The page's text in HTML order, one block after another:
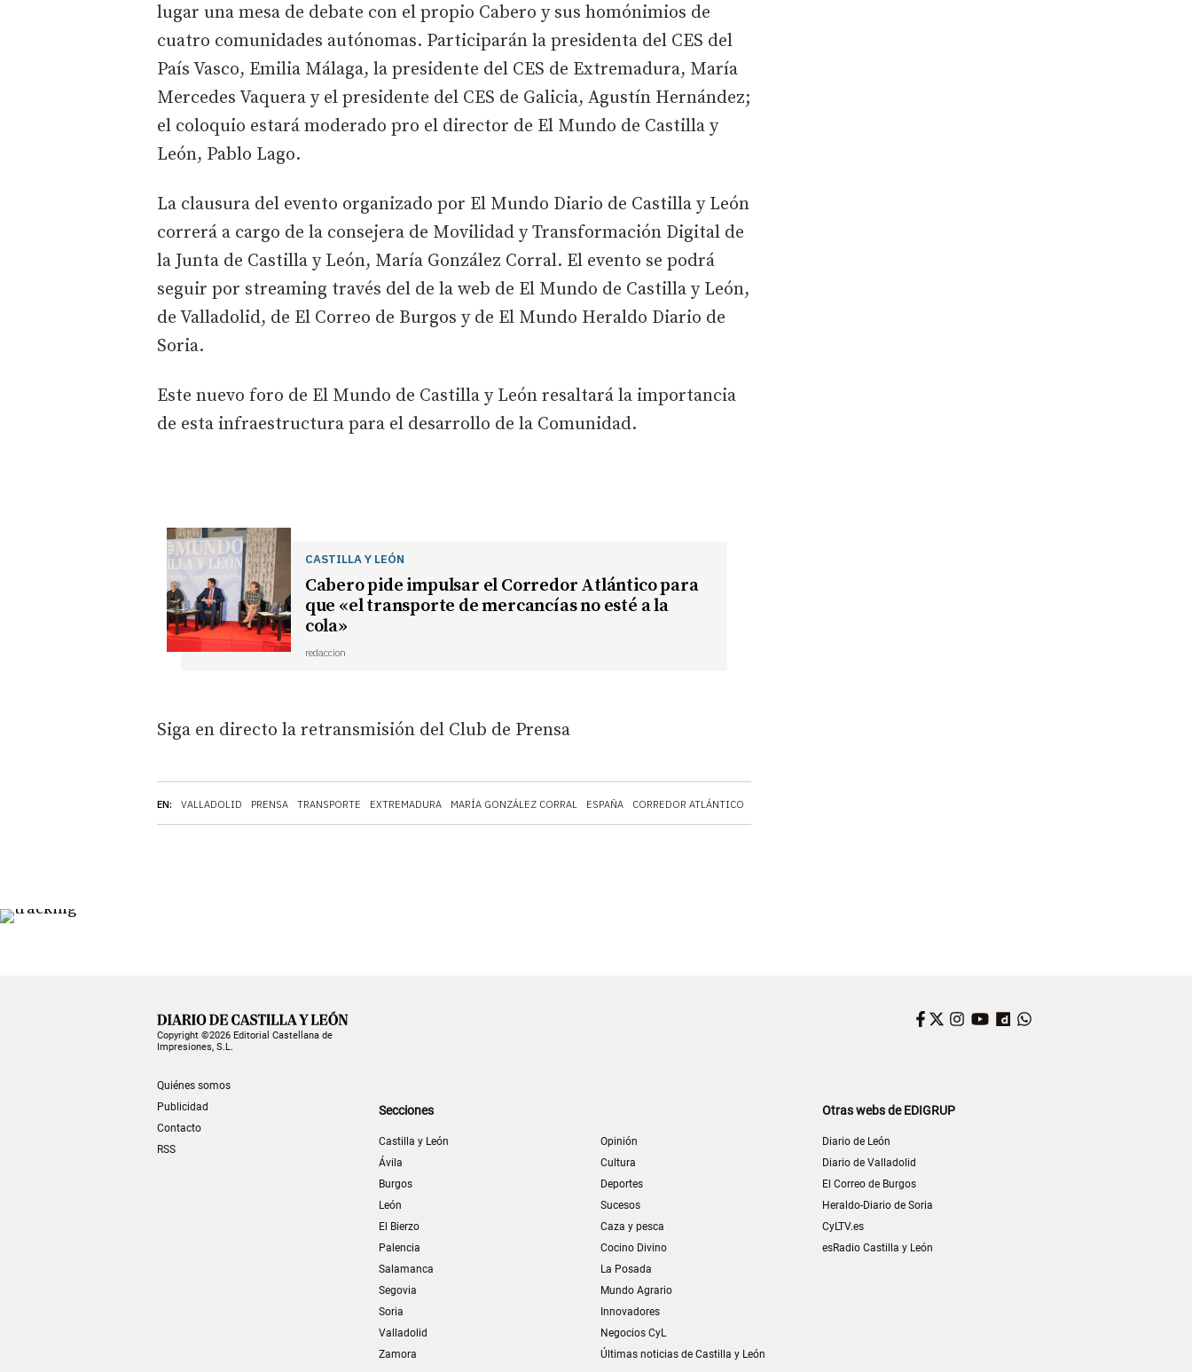
EN: VALLADOLID PRENSA TRANSPORTE EXTREMADURA MARÍA GONZÁLEZ CORRAL ESPAÑA CORREDOR ATLÁNTICO
lugar una mesa de debate con el propio Cabero y sus homónimios de
cuatro comunidades autónomas. Participarán la presidenta del CES del
País Vasco, Emilia Málaga, la presidente del CES de Extremadura, María
Mercedes Vaquera y el presidente del CES de Galicia, Agustín Hernández;
el coloquio estará moderado pro el director de El Mundo de Castilla y
León, Pablo Lago.
La clausura del evento organizado por El Mundo Diario de Castilla y León
correrá a cargo de la consejera de Movilidad y Transformación Digital de
la Junta de Castilla y León, María González Corral. El evento se podrá
seguir por streaming través del de la web de El Mundo de Castilla y León,
de Valladolid, de El Correo de Burgos y de El Mundo Heraldo Diario de
Soria.
Este nuevo foro de El Mundo de Castilla y León resaltará la importancia
de esta infraestructura para el desarrollo de la Comunidad.
CASTILLA Y LEÓN
Cabero pide impulsar el Corredor Atlántico para
que «el transporte de mercancías no esté a la
cola»
redaccion
Siga en directo la retransmisión del Club de Prensa
Copyright ©2026 Editorial Castellana de
Impresiones, S.L.
Quiénes somos
Publicidad
Contacto
RSS
Facebook
Twitter
Instagram
YouTube
Dailymotion
Secciones
Castilla y León
Ávila
Burgos
León
El Bierzo
Palencia
Salamanca
Segovia
Soria
Valladolid
Zamora
Opinión
Cultura
Deportes
Sucesos
Caza y pesca
Cocino Divino
La Posada
Mundo Agrario
Innovadores
Negocios CyL
Últimas noticias de Castilla y León
Otras webs de EDIGRUP
Diario de León
Diario de Valladolid
El Correo de Burgos
Heraldo-Diario de Soria
CyLTV.es
esRadio Castilla y León